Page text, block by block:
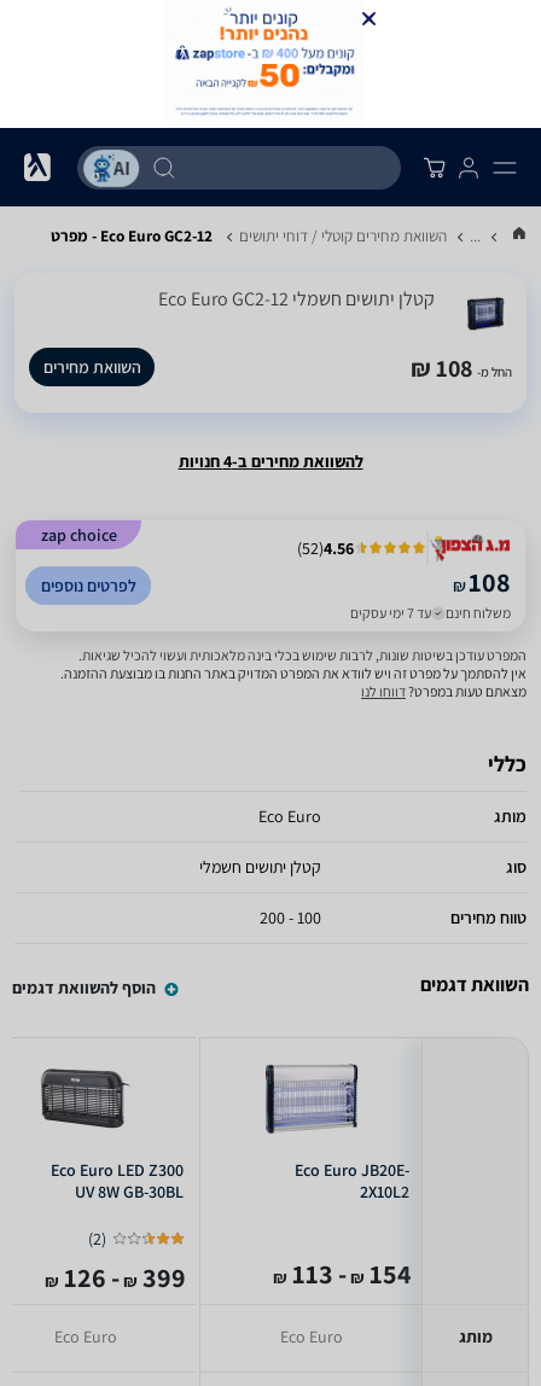
... השוואת מחירים קוטלי / דוחי יתושים Eco Euro GC2-12 - מפרט
‏קטלן יתושים חשמלי Eco Euro GC2-12
החל מ- 108 ₪ השוואת מחירים
להשוואת מחירים ב-4 חנויות
zap choice
4.56
(
52
)
₪108
משלוח חינם עד 7 ימי עסקים
לפרטים נוספים
המפרט עודכן בשיטות שונות, לרבות שימוש בכלי בינה מלאכותית ועשוי להכיל שגיאות.
אין להסתמך על מפרט זה ויש לוודא את המפרט המדויק באתר החנות בו מבוצעת ההזמנה.
מצאתם טעות במפרט?דווחו לנו
כללי
מותג Eco Euro
סוג קטלן יתושים חשמלי
טווח מחירים 100 - 200
השוואת דגמים הוסף להשוואת דגמים
מותג
Eco Euro JB20E-
2X10L2
154
₪
- 113
₪
Eco Euro
Eco Euro LED Z300
UV 8W GB-30BL
(
2
)
399
₪
- 126
₪
Eco Euro